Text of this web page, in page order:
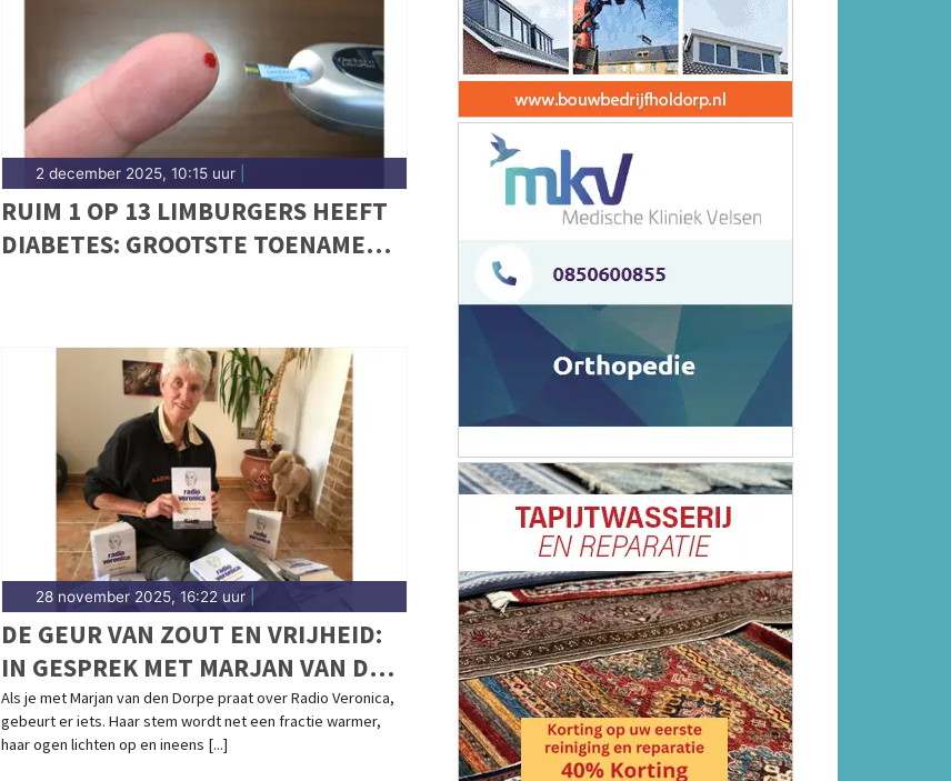
2 december 2025, 10:15 uur|
RUIM 1 OP 13 LIMBURGERS HEEFT
DIABETES: GROOTSTE TOENAME
28 november 2025, 16:22 uur|
DE GEUR VAN ZOUT EN VRIJHEID:
IN GESPREK MET MARJAN VAN DEN
DORPE OVER RADIO VERONICA,
ANKER VAN MIJN JEUGD
Als je met Marjan van den Dorpe praat over Radio Veronica,
gebeurt er iets. Haar stem wordt net een fractie warmer,
haar ogen lichten op en ineens [...]